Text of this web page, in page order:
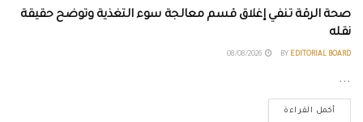
صحة الرقة تنفي إغلاق قسم معالجة سوء التغذية وتوضح حقيقة
نقله
BY EDITORIAL BOARD
...
أكمل القراءة